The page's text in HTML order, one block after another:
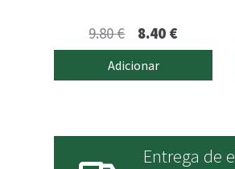
9.80€
preço
original
8.40 €O
preço
atual
Adicionar
Entrega de